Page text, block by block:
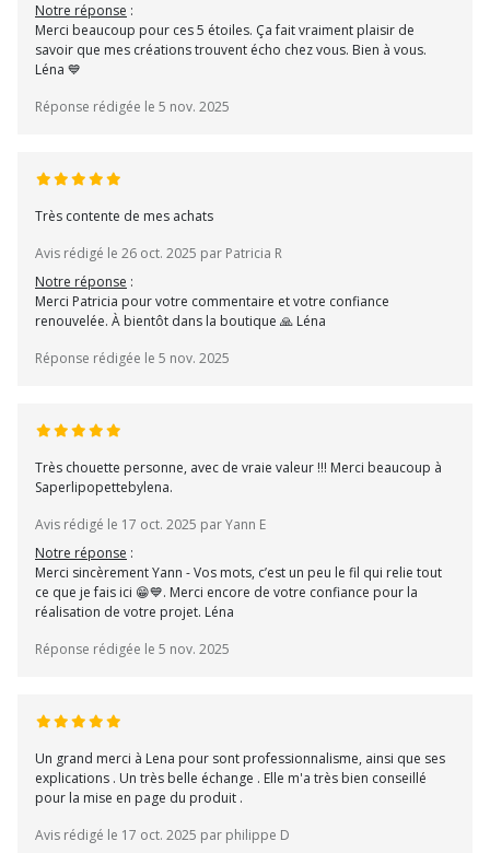
Notre réponse :
Merci beaucoup pour ces 5 étoiles. Ça fait vraiment plaisir de
savoir que mes créations trouvent écho chez vous. Bien à vous.
Léna 💙
Réponse rédigée le 5 nov. 2025
Très contente de mes achats
Avis rédigé le 26 oct. 2025 par Patricia R
Notre réponse :
Merci Patricia pour votre commentaire et votre confiance
renouvelée. À bientôt dans la boutique 🙏 Léna
Réponse rédigée le 5 nov. 2025
Très chouette personne, avec de vraie valeur !!! Merci beaucoup à
Saperlipopettebylena.
Avis rédigé le 17 oct. 2025 par Yann E
Notre réponse :
Merci sincèrement Yann - Vos mots, c’est un peu le fil qui relie tout
ce que je fais ici 😁💙. Merci encore de votre confiance pour la
réalisation de votre projet. Léna
Réponse rédigée le 5 nov. 2025
Un grand merci à Lena pour sont professionnalisme, ainsi que ses
explications . Un très belle échange . Elle m'a très bien conseillé
pour la mise en page du produit .
Avis rédigé le 17 oct. 2025 par philippe D